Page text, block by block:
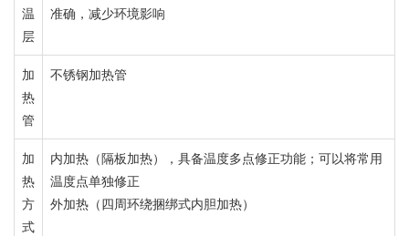
温
层
准确，减少环境影响
加
热
管
不锈钢加热管
加
热
方
式
内加热（隔板加热），具备温度多点修正功能； 可以将常用
温度点单独修正
外加热（四周环绕捆绑式内胆加热）